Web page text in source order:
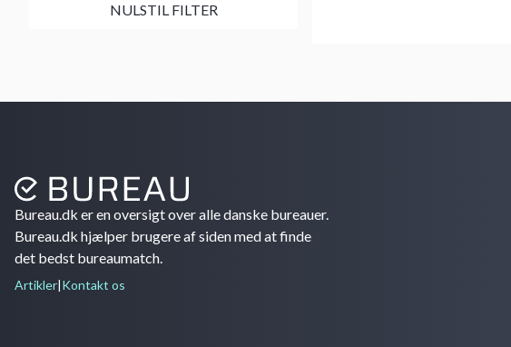
NULSTIL FILTER
Bureau.dk er en oversigt over alle danske bureauer.
Bureau.dk hjælper brugere af siden med at finde
det bedst bureaumatch.
Artikler|Kontakt os